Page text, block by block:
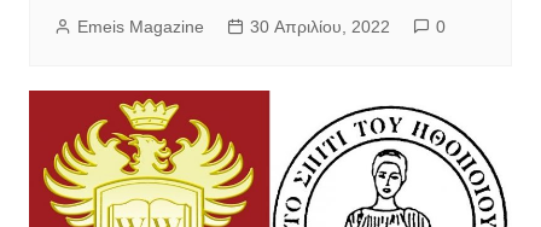
Emeis Magazine 30 Απριλίου, 2022 0